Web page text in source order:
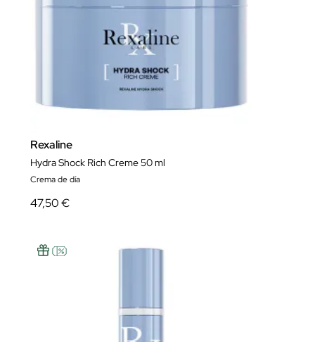
Rexaline
Hydra Shock Rich Creme 50 ml
Crema de día
47,50 €